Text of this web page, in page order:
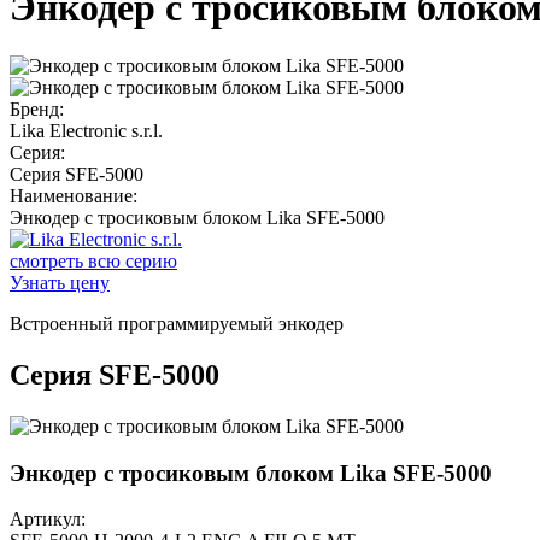
Бренд:
Lika Electronic s.r.l.
Серия:
Серия SFE-5000
Наименование:
Энкодер с тросиковым блоком Lika SFE-5000
смотреть всю серию
Узнать цену
Встроенный программируемый энкодер
Серия SFE-5000
Энкодер с тросиковым блоком Lika SFE-5000
Артикул: